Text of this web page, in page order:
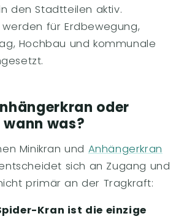
den Stadtteilen aktiv.
für Erdbewegung,
Hochbau und kommunale
oder
was?
Minikran und Anhängerkran
sich an Zugang und
primär an der Tragkraft:
Kran ist die einzige